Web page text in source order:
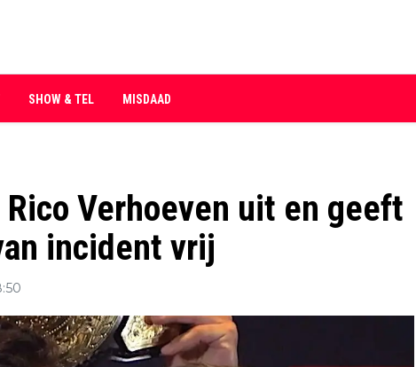
SHOW & TEL MISDAAD
Verhoeven uit en geeft
incident vrij